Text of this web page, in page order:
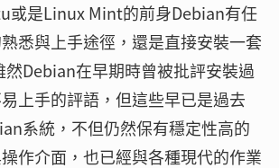
或是Linux Mint的前身Debian有任
悉與上手途徑，還是直接安裝一套
Debian在早期時曾被批評安裝過
上手的評語，但這些早已是過去
系統，不但仍然保有穩定性高的
作介面，也已經與各種現代的作業